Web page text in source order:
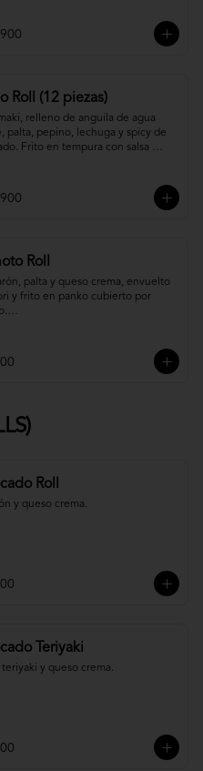
Roll (12 piezas)
relleno de anguila de agua
palta, pepino, lechuga y spicy de
Frito en tempura con salsa
Roll
palta y queso crema, envuelto
y frito en panko cubierto por
Roll
y queso crema.
Teriyaki
teriyaki y queso crema.